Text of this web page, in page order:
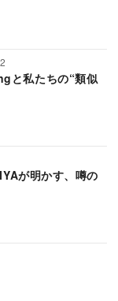
と私たちの“類似
が明かす、噂の